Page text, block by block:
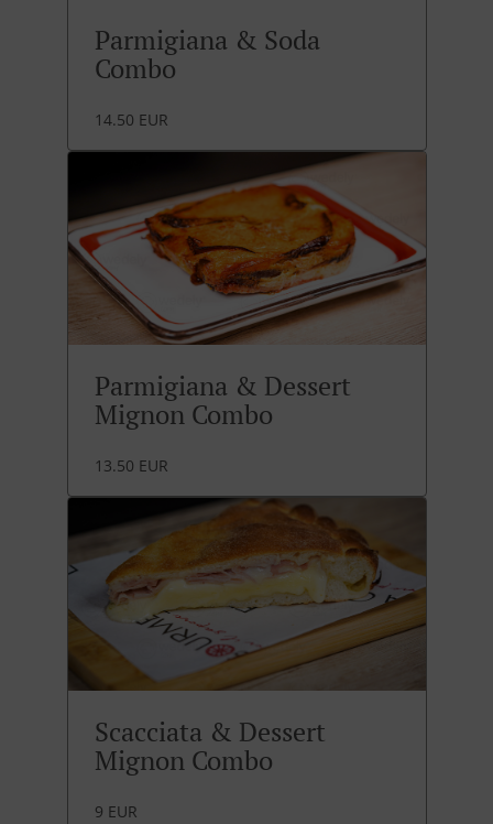
Parmigiana & Soda
Combo
14.50 EUR
Parmigiana & Dessert
Mignon Combo
13.50 EUR
Scacciata & Dessert
Mignon Combo
9 EUR